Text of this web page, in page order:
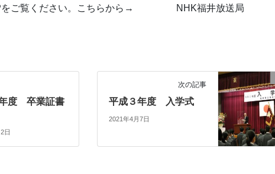
をご覧ください。こちらから→ NHK福井放送局
度 卒業証書
日
次の記事
平成３年度 入学式
2021年4月7日